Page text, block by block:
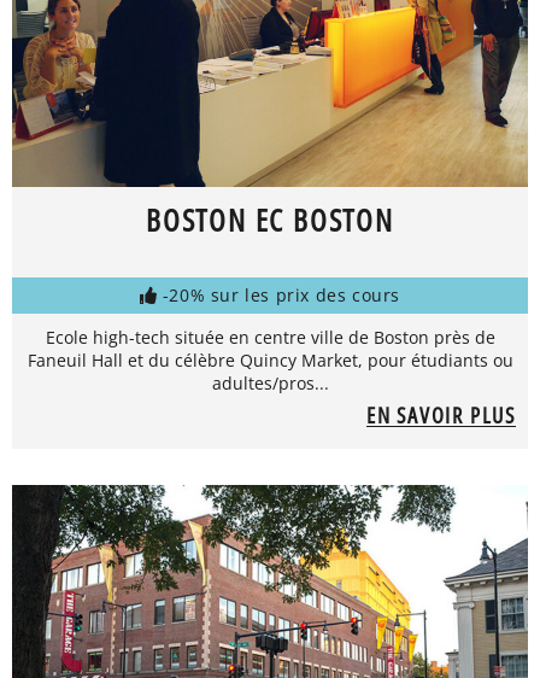
BOSTON EC BOSTON
-20% sur les prix des cours
Ecole high-tech située en centre ville de Boston près de
Faneuil Hall et du célèbre Quincy Market, pour étudiants ou
adultes/pros...
EN SAVOIR PLUS